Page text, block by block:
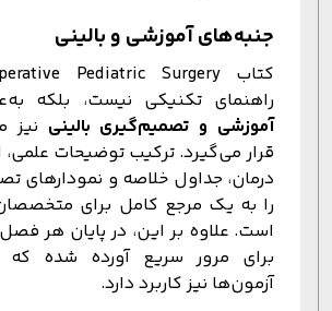
جنبه‌های آموزشی و بالینی
راهنمای تکنیکی نیست، بلکه
آموزشی و تصمیم‌گیری بالینی نیز
قرار می‌گیرد. ترکیب توضیحات
درمان، جداول خلاصه و نمودارهای
را به یک مرجع کامل برای
است. علاوه بر این، در پایان هر
برای مرور سریع آورده شده که
آزمون‌ها نیز کاربرد دارد.